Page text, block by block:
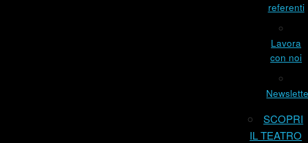
referenti
Lavora
con noi
SCOPRI
IL TEATRO